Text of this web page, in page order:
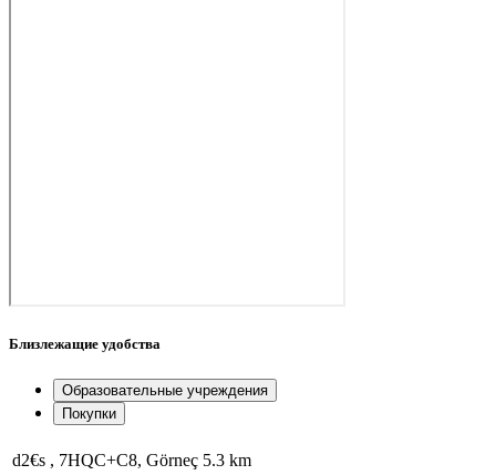
Близлежащие удобства
Образовательные учреждения
Покупки
d2€s , 7HQC+C8, Görneç 5.3 km